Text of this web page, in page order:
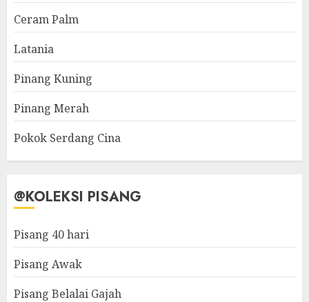
Ceram Palm
Latania
Pinang Kuning
Pinang Merah
Pokok Serdang Cina
@KOLEKSI PISANG
Pisang 40 hari
Pisang Awak
Pisang Belalai Gajah